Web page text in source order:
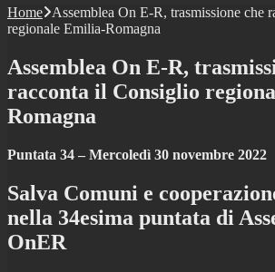
Home
Assemblea On E-R, trasmissione che
regionale Emilia-Romagna
Assemblea On E-R,
racconta il Consiglio
Romagna
Puntata 34 – Mercoledì 30 novembre 2022
Salva Comuni e
nella 34esima puntata di
OnER